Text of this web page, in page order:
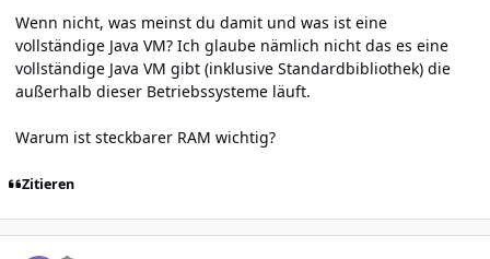
Wenn nicht, was meinst du damit und was ist eine
vollständige Java VM? Ich glaube nämlich nicht das es eine
vollständige Java VM gibt (inklusive Standardbibliothek) die
außerhalb dieser Betriebssysteme läuft.
Warum ist steckbarer RAM wichtig?
Zitieren